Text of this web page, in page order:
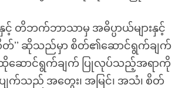
တိဘက်ဘာသာမှ အဓိပ္ပာယ်များနှင့်
စိတ်’’ ဆိုသည်မှာ စိတ်၏ဆောင်ရွက်ချက်
ောင်ရွက်ချက် ပြုလုပ်သည့်အရာကို
က်သည် အတွေး၊ အမြင်၊ အသံ၊ စိတ်